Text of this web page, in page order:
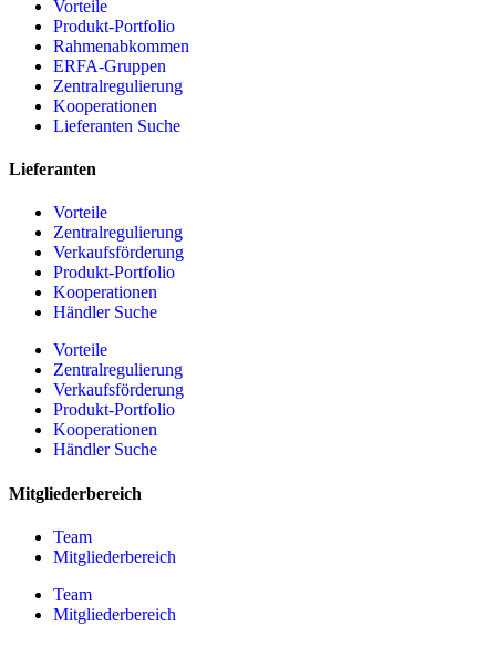
Vorteile
Produkt-Portfolio
Rahmenabkommen
ERFA-Gruppen
Zentralregulierung
Kooperationen
Lieferanten Suche
Lieferanten
Vorteile
Zentralregulierung
Verkaufsförderung
Produkt-Portfolio
Kooperationen
Händler Suche
Vorteile
Zentralregulierung
Verkaufsförderung
Produkt-Portfolio
Kooperationen
Händler Suche
Mitgliederbereich
Team
Mitgliederbereich
Team
Mitgliederbereich